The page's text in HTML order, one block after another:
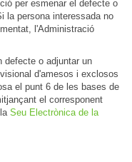
per esmenar el defecte o
la persona interessada no
l'Administració
defecte o adjuntar un
d'amesos i exclosos
el punt 6 de les bases de
el corresponent
Seu Electrònica de la